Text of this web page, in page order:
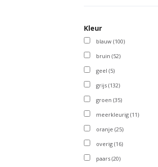
Kleur
blauw (100)
bruin (52)
geel (5)
grijs (132)
groen (35)
meerkleurig (11)
oranje (25)
overig (16)
paars (20)